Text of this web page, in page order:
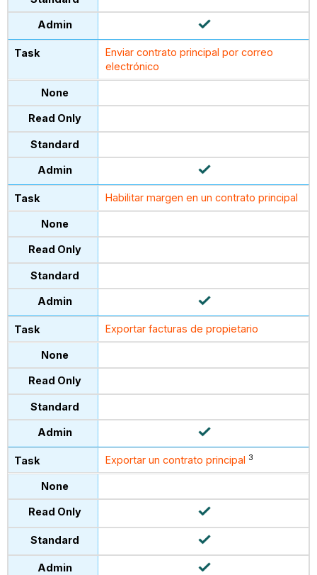
Enviar contrato principal por correo
electrónico
Habilitar margen en un contrato principal
Exportar facturas de propietario
Exportar un contrato principal 3